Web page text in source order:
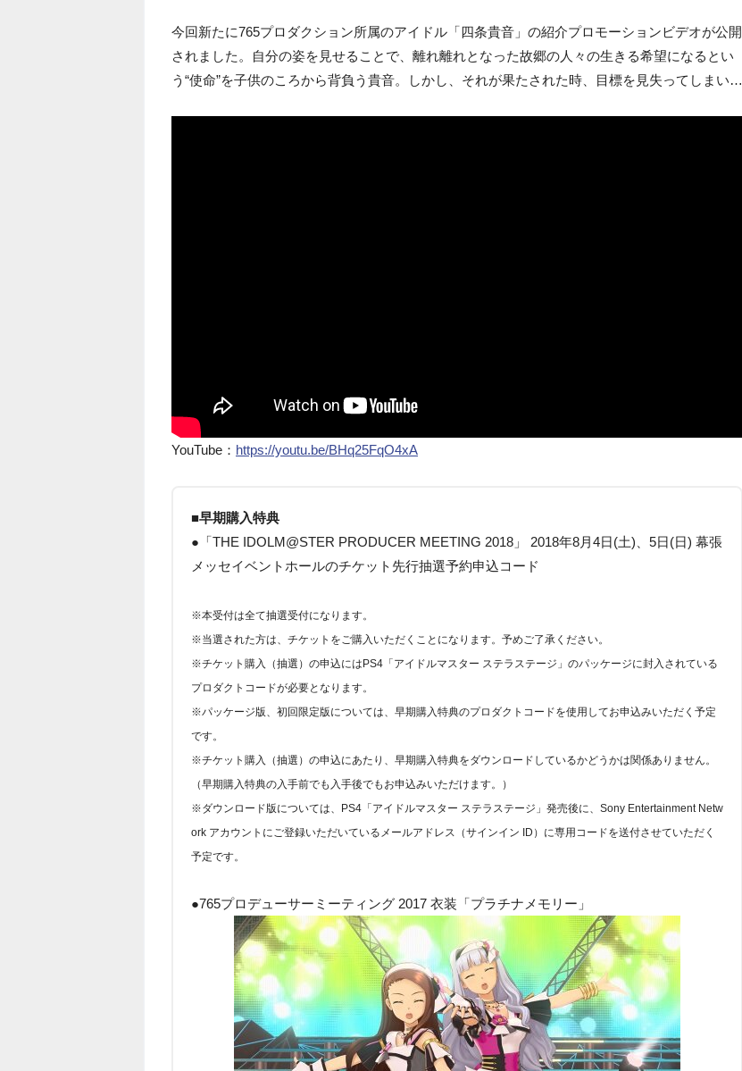
今回新たに765プロダクション所属のアイドル「四条貴音」の紹介プロモーションビデオが公開
されました。自分の姿を見せることで、離れ離れとなった故郷の人々の生きる希望になるとい
う“使命”を子供のころから背負う貴音。しかし、それが果たされた時、目標を見失ってしまい…
YouTube： https://youtu.be/BHq25FqO4xA
■早期購入特典
●「THE IDOLM@STER PRODUCER MEETING 2018」 2018年8月4日(土)、5日(日) 幕張
メッセイベントホールのチケット先行抽選予約申込コード
※本受付は全て抽選受付になります。
※当選された方は、チケットをご購入いただくことになります。予めご了承ください。
※チケット購入（抽選）の申込にはPS4「アイドルマスター ステラステージ」のパッケージに封入されている
プロダクトコードが必要となります。
※パッケージ版、初回限定版については、早期購入特典のプロダクトコードを使用してお申込みいただく予定
です。
※チケット購入（抽選）の申込にあたり、早期購入特典をダウンロードしているかどうかは関係ありません。
（早期購入特典の入手前でも入手後でもお申込みいただけます。）
※ダウンロード版については、PS4「アイドルマスター ステラステージ」発売後に、Sony Entertainment Netw
ork アカウントにご登録いただいているメールアドレス（サインイン ID）に専用コードを送付させていただく
予定です。
●765プロデューサーミーティング 2017 衣装「プラチナメモリー」